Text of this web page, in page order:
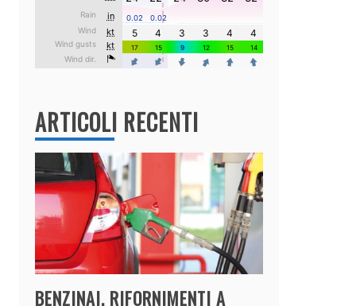
ARTICOLI RECENTI
BENZINAI, RIFORNIMENTI A